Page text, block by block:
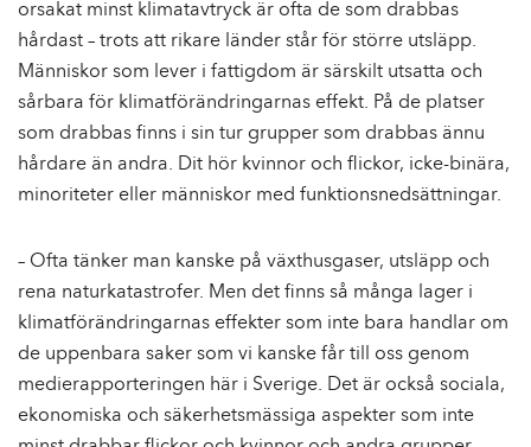
orsakat minst klimatavtryck är ofta de som drabbas
hårdast – trots att rikare länder står för större utsläpp.
Människor som lever i fattigdom är särskilt utsatta och
sårbara för klimatförändringarnas effekt. På de platser
som drabbas finns i sin tur grupper som drabbas ännu
hårdare än andra. Dit hör kvinnor och flickor, icke-binära,
minoriteter eller människor med funktionsnedsättningar.
– Ofta tänker man kanske på växthusgaser, utsläpp och
rena naturkatastrofer. Men det finns så många lager i
klimatförändringarnas effekter som inte bara handlar om
de uppenbara saker som vi kanske får till oss genom
medierapporteringen här i Sverige. Det är också sociala,
ekonomiska och säkerhetsmässiga aspekter som inte